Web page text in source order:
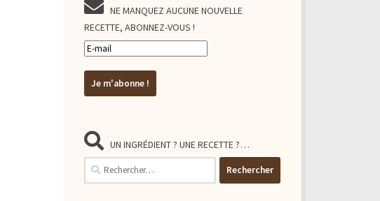
NE MANQUEZ AUCUNE NOUVELLE
RECETTE, ABONNEZ-VOUS !
UN INGRÉDIENT ? UNE RECETTE ?…
Rechercher :